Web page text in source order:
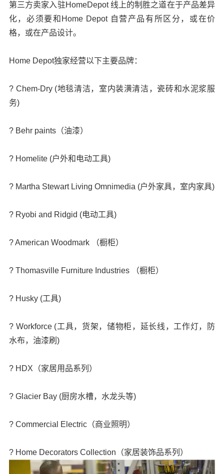
第三方卖家入驻HomeDepot 线上的制胜之道在于产品差异
化，必须要和Home Depot 自营产品有所区分，或在价
格，或在产品设计。
Home Depot独家经营以下主要品牌：
? Chem-Dry (地毯清洁，室内装潢清洁，瓷砖和水泥浆服
务)
? Behr paints（油漆）
? Homelite (户外和电动工具)
? Martha Stewart Living Omnimedia (户外家具，室内家具)
? Ryobi and Ridgid (电动工具)
? American Woodmark （橱柜）
? Thomasville Furniture Industries （橱柜）
? Husky (工具)
? Workforce (工具，货架，储物柜，延长线，工作灯，防
水布，油漆刷)
? HDX（家居用品系列）
? Glacier Bay (厨房水槽，水龙头等)
? Commercial Electric（商业照明）
? Home Decorators Collection（家居装饰品系列）